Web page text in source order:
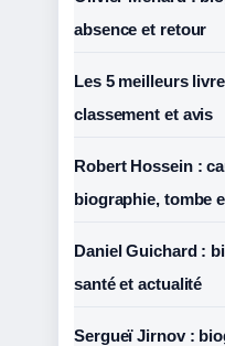
absence et retour
Les 5 meilleurs
classement et avis
Robert Hossein :
biographie, tombe
Daniel Guichard :
santé et actualité
Sergueï Jirnov :